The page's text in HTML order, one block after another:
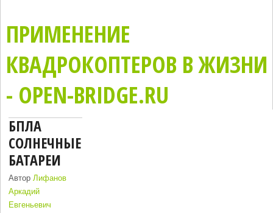
ПРИМЕНЕНИЕ
КВАДРОКОПТЕРОВ В ЖИЗНИ
- OPEN-BRIDGE.RU
БПЛА
СОЛНЕЧНЫЕ
БАТАРЕИ
АвторЛифанов
Аркадий
Евгеньевич